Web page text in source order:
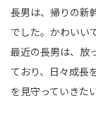
長男は、帰りの新
でした。かわいい
最近の長男は、放
ており、日々成長
を見守っていきた